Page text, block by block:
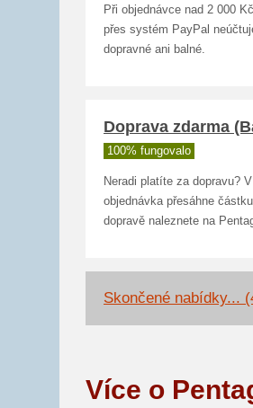
Při objednávce nad 2 000
přes systém PayPal
dopravné ani balné.
Doprava zdarma
100% fungovalo
Neradi platíte za dopravu?
objednávka přesáhne
dopravě naleznete na
Skončené nabídky...
Více o